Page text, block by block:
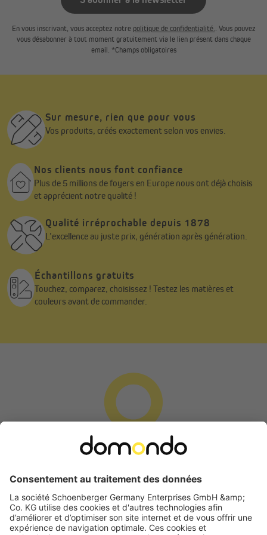
jusqu’à2 mm en largeur
jusqu’à2,5 cm en hauteur
Notre recommandation:
la hauteur220 cm.
décollement..
Le store Tenebra s’actionne en toute simplicité grâce à sa
chaînette fluide et précise. Selon vos préférences, le mécanisme
peut être installé à gauche ou à droite pour une utilisation
parfaitement adaptée à vos besoins.
Parce que la sécurité de vos enfants est essentielle, chaque store
est livré avec un clip de sécurité mural. Celui-ci permet de fixer la
Bien mesurer
En vous inscrivant, vous acceptez notre politique de confidentialité. . Vous pouvez
vous désabonner à tout moment gratuitement via le lien présent dans chaque
email. *Champs obligatoires
Sur mesure, rien que pour vous
Vos produits, créés exactement selon vos envies.
Nos clients nous font confiance
Plus de 5 millions de foyers en Europe nous ont déjà choisis
et apprécient notre qualité !
Qualité irréprochable depuis 1878
L’excellence au juste prix, génération après génération.
Échantillons gratuits
Touchez, comparez, choisissez ! Testez les matières et
couleurs avant de commander.
Demande de rétractation